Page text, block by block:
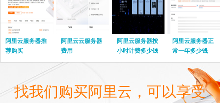
阿里云服务器推
荐购买
阿里云云服务器
费用
阿里云服务器按
小时计费多少钱
啊
阿里云服务器正
常一年多少钱
找我们购买阿里云，可以享受